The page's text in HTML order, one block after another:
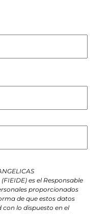
es el Responsable
proporcionados
de que estos datos
lo dispuesto en el